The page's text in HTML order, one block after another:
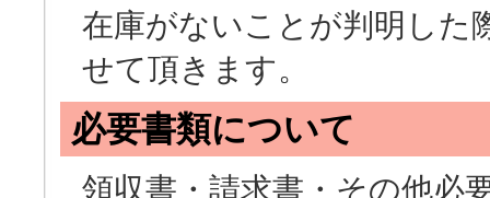
在庫がないことが判明した
せて頂きます。
必要書類について
領収書・請求書・その他必